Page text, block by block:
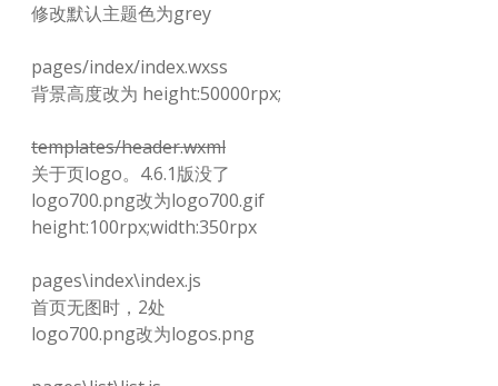
修改默认主题色为grey
pages/index/index.wxss
背景高度改为 height:50000rpx;
templates/header.wxml
关于页logo。4.6.1版没了
logo700.png改为logo700.gif
height:100rpx;width:350rpx
pages\index\index.js
首页无图时，2处
logo700.png改为logos.png